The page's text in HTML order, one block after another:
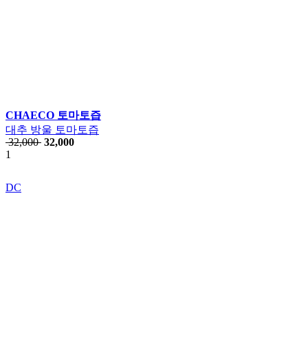
CHAECO 토마토즙
대추 방울 토마토즙
32,000 32,000
1
DC